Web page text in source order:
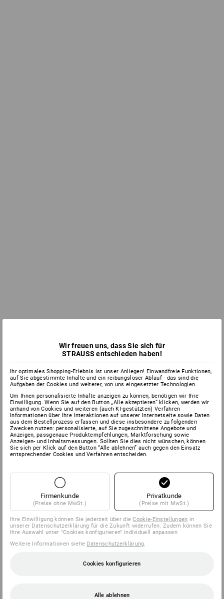
Wir freuen uns, dass Sie sich für
STRAUSS entschieden haben!
Ihr optimales Shopping-Erlebnis ist unser Anliegen! Einwandfreie Funktionen,
auf Sie abgestimmte Inhalte und ein reibungsloser Ablauf - das sind die
Aufgaben der Cookies und weiterer, von uns eingesetzter Technologien.
Um Ihnen personalisierte Inhalte anzeigen zu können, benötigen wir Ihre
Einwilligung. Wenn Sie auf den Button „Alle akzeptieren“ klicken, werden wir
anhand von Cookies und weiteren (auch KI-gestützten) Verfahren
Informationen über Ihre Interaktionen auf unserer Internetseite sowie Daten
aus dem Bestellprozess erfassen und diese insbesondere zu folgenden
Zwecken nutzen: personalisierte, auf Sie zugeschnittene Angebote und
Anzeigen, passgenaue Produktempfehlungen, Marktforschung sowie
Anzeigen- und Inhaltsmessungen. Sollten Sie dies nicht wünschen, können
Sie sich per Klick auf den Button “Alle ablehnen” auch gegen den Einsatz
entsprechender Cookies und Verfahren entscheiden.
Firmenkunde
(Preise ohne MwSt.)
Privatkunde
(Preise mit MwSt.)
Ihre Einwilligung können Sie jederzeit über dieCookie-Einstellungen in
unserer Datenschutzerklärung für die Zukunft widerrufen. Zudem können Sie
Ihre Auswahl unter "Cookies konfigurieren" individuell anpassen
Weitere Informationen siehe Datenschutzerklärung
Cookies konfigurieren
Alle ablehnen